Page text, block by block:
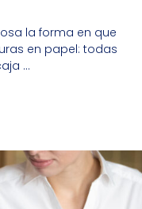
la forma en que
en papel: todas
...